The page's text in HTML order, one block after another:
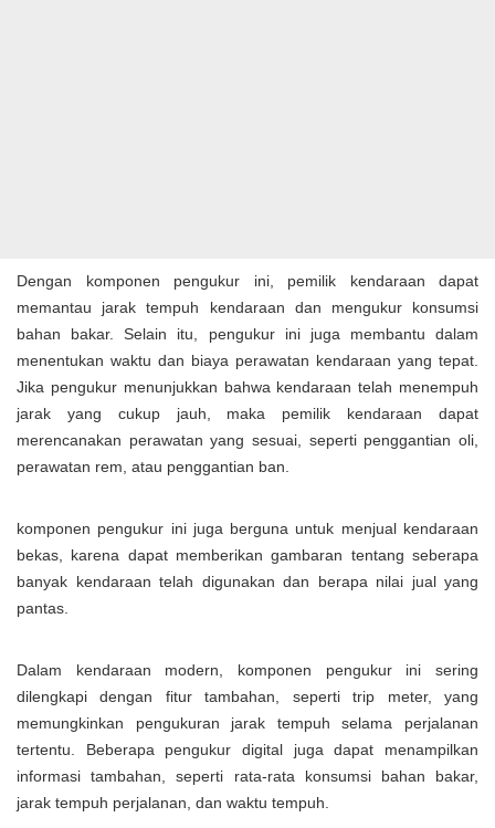
Dengan komponen pengukur ini, pemilik kendaraan dapat
memantau jarak tempuh kendaraan dan mengukur konsumsi
bahan bakar. Selain itu, pengukur ini juga membantu dalam
menentukan waktu dan biaya perawatan kendaraan yang tepat.
Jika pengukur menunjukkan bahwa kendaraan telah menempuh
jarak yang cukup jauh, maka pemilik kendaraan dapat
merencanakan perawatan yang sesuai, seperti penggantian oli,
perawatan rem, atau penggantian ban.
komponen pengukur ini juga berguna untuk menjual kendaraan
bekas, karena dapat memberikan gambaran tentang seberapa
banyak kendaraan telah digunakan dan berapa nilai jual yang
pantas.
Dalam kendaraan modern, komponen pengukur ini sering
dilengkapi dengan fitur tambahan, seperti trip meter, yang
memungkinkan pengukuran jarak tempuh selama perjalanan
tertentu. Beberapa pengukur digital juga dapat menampilkan
informasi tambahan, seperti rata-rata konsumsi bahan bakar,
jarak tempuh perjalanan, dan waktu tempuh.